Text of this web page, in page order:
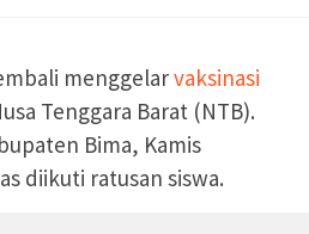
menggelarvaksinasi
Tenggara Barat (NTB).
Bima, Kamis
diikuti ratusan siswa.